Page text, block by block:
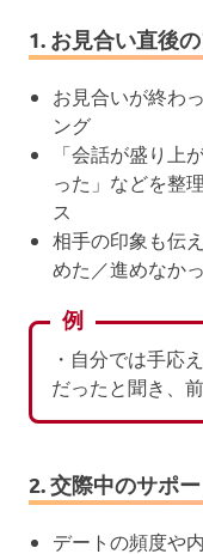
1. お見合い直後
お見合いが終わ
ング
「会話が盛り上
った」などを整
ス
相手の印象も伝
めた／進めなか
例
・自分では手応
だったと聞き、
2. 交際中のサポー
デートの頻度や